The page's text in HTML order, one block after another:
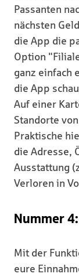
Passanten
nächsten
die App die
Option
ganz einfach
die App
Auf einer
Standorte
Praktische
die Adresse,
Ausstattung
Verloren in
Nummer
Mit der
eure